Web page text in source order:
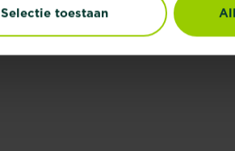
Selectie toestaan